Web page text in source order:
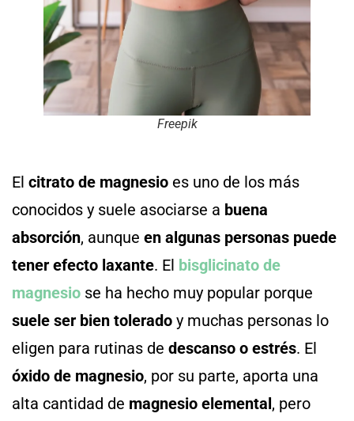
Freepik
El citrato de magnesio es uno de los más
conocidos y suele asociarse a buena
absorción, aunque en algunas personas puede
tener efecto laxante. El bisglicinato de
magnesio se ha hecho muy popular porque
suele ser bien tolerado y muchas personas lo
eligen para rutinas de descanso o estrés. El
óxido de magnesio, por su parte, aporta una
alta cantidad de magnesio elemental, pero